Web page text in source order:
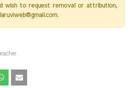
wish to request removal or attribution,